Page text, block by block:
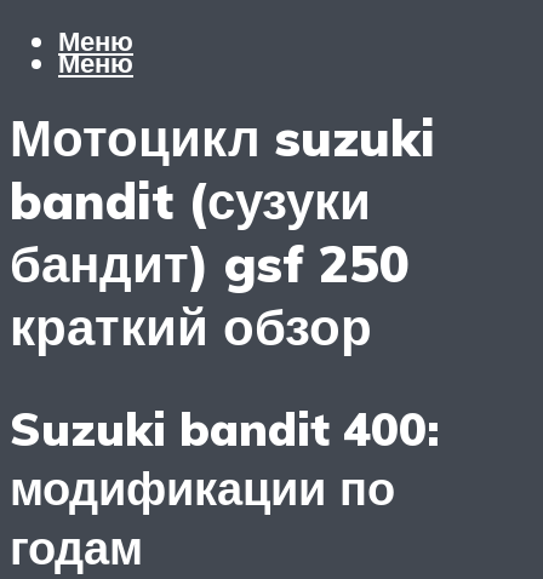
Меню
Меню
Мотоцикл suzuki
bandit (сузуки
бандит) gsf 250
краткий обзор
Suzuki bandit 400:
модификации по
годам